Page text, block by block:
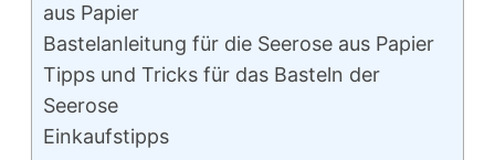
aus Papier
Bastelanleitung für die Seerose aus Papier
Tipps und Tricks für das Basteln der
Seerose
Einkaufstipps